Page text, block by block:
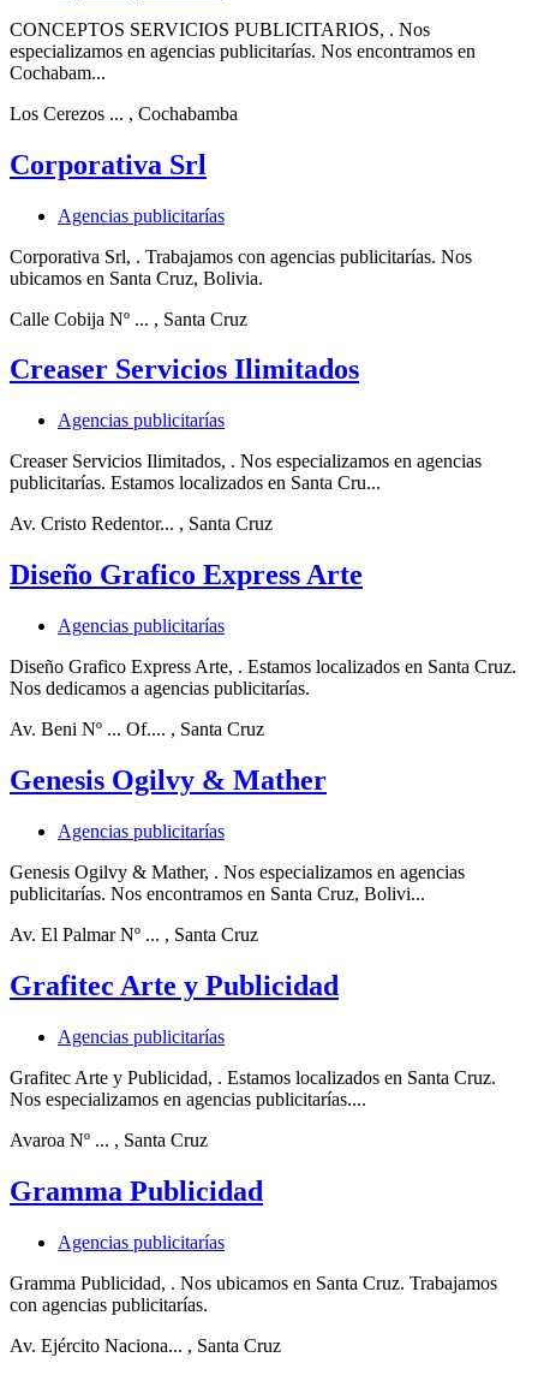
CONCEPTOS SERVICIOS PUBLICITARIOS, . Nos
especializamos en agencias publicitarías. Nos encontramos en
Cochabam...
Los Cerezos ... , Cochabamba
Corporativa Srl
Agencias publicitarías
Corporativa Srl, . Trabajamos con agencias publicitarías. Nos
ubicamos en Santa Cruz, Bolivia.
Calle Cobija Nº ... , Santa Cruz
Creaser Servicios Ilimitados
Agencias publicitarías
Creaser Servicios Ilimitados, . Nos especializamos en agencias
publicitarías. Estamos localizados en Santa Cru...
Av. Cristo Redentor... , Santa Cruz
Diseño Grafico Express Arte
Agencias publicitarías
Diseño Grafico Express Arte, . Estamos localizados en Santa Cruz.
Nos dedicamos a agencias publicitarías.
Av. Beni Nº ... Of.... , Santa Cruz
Genesis Ogilvy & Mather
Agencias publicitarías
Genesis Ogilvy & Mather, . Nos especializamos en agencias
publicitarías. Nos encontramos en Santa Cruz, Bolivi...
Av. El Palmar Nº ... , Santa Cruz
Grafitec Arte y Publicidad
Agencias publicitarías
Grafitec Arte y Publicidad, . Estamos localizados en Santa Cruz.
Nos especializamos en agencias publicitarías....
Avaroa Nº ... , Santa Cruz
Gramma Publicidad
Agencias publicitarías
Gramma Publicidad, . Nos ubicamos en Santa Cruz. Trabajamos
con agencias publicitarías.
Av. Ejército Naciona... , Santa Cruz